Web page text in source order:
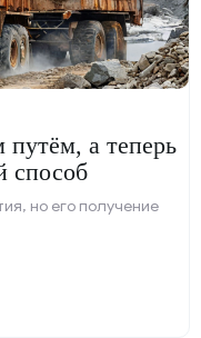
а теперь
способ
но его получение